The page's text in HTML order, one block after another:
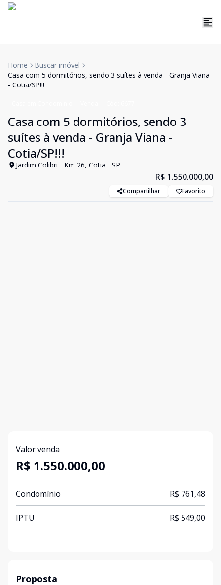
Home
Buscar imóvel
Casa com 5 dormitórios, sendo 3 suítes à venda - Granja Viana
- Cotia/SP!!!
Casa com 5 dormitórios, sendo 3
suítes à venda - Granja Viana -
Cotia/SP!!!
Jardim Colibri - Km 26, Cotia - SP
R$ 1.550.000,00
Compartilhar Favorito
Valor venda
R$ 1.550.000,00
Condomínio R$ 761,48
IPTU R$ 549,00
Proposta